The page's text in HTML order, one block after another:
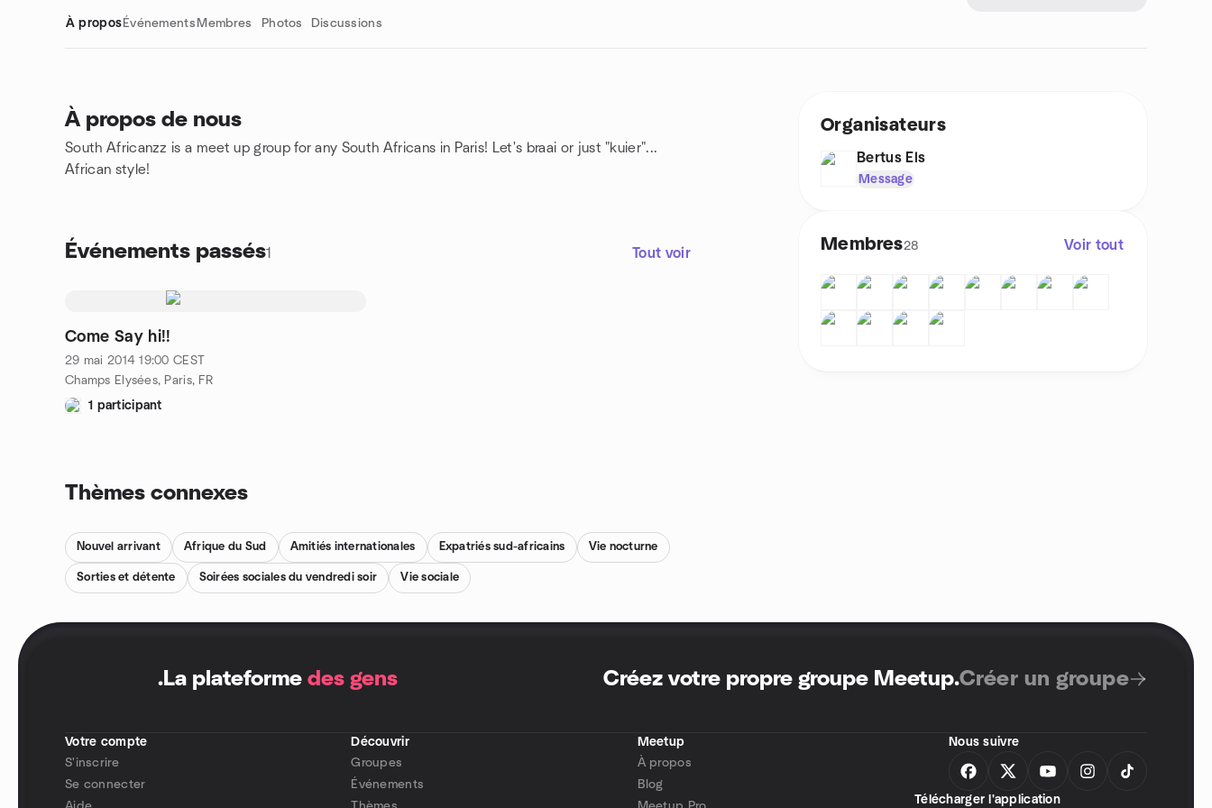
À propos Événements Membres Photos Discussions
À propos de nous
South Africanzz is a meet up group for any South Africans in Paris! Let's braai or just "kuier"...
African style!
Événements passés1 Tout voir
Come Say hi!!
29 mai 2014 19:00 CEST
Champs Elysées, Paris, FR
1 participant
Liens de groupe
Thèmes connexes
Nouvel arrivant Afrique du Sud Amitiés internationales Expatriés sud-africains Vie nocturne
Sorties et détente Soirées sociales du vendredi soir Vie sociale
Organisateurs
Bertus Els
Message
Membres28 Voir tout
. La plateforme des gens Créez votre propre groupe Meetup.Créer un groupe
Votre compte
S'inscrire
Se connecter
Découvrir
Groupes
Événements
Meetup
À propos
Blog
Nous suivre
Télécharger l'application